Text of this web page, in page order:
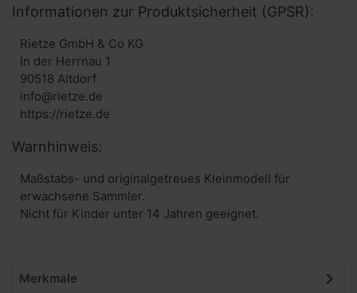
Informationen zur Produktsicherheit (GPSR):
Rietze GmbH & Co KG
In der Herrnau 1
90518 Altdorf
info@rietze.de
https://rietze.de
Warnhinweis:
Maßstabs- und originalgetreues Kleinmodell für
erwachsene Sammler.
Nicht für Kinder unter 14 Jahren geeignet.
Merkmale